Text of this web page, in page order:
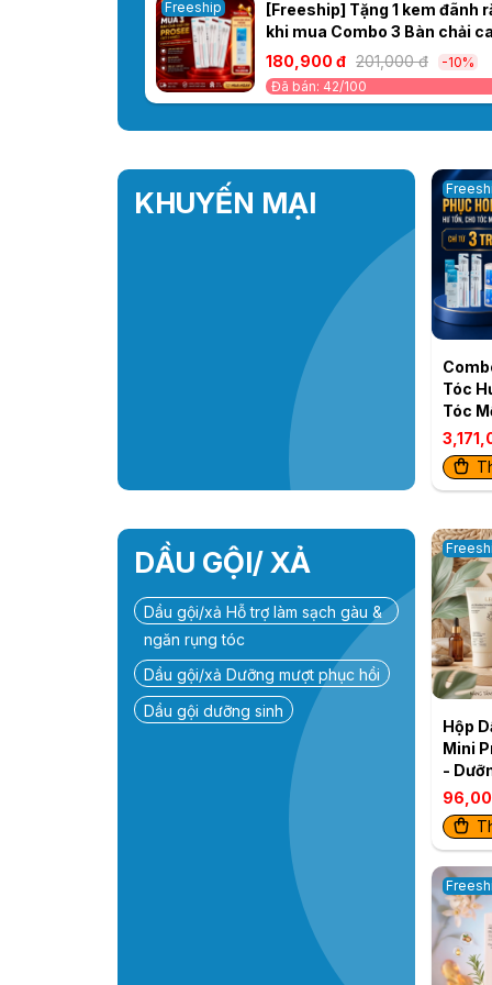
Freeship
[Freeship] Tặng 1 kem đãnh
khi mua Combo 3 Bàn chải
cấp Prosee BC01 (Vỉ 2 chiếc)
180,900 đ 201,000 đ
-10%
Đã bán: 42/100
KHUYẾN MẠI
Tóc
Tóc
Tặng
hộp
DẦU GỘI/ XẢ
Dầu gội/xả Hỗ trợ làm sạch gàu &
ngăn rụng tóc
Dầu gội/xả Dưỡng mượt phục hồi
Dầu gội dưỡng sinh
Hộp Dầu Gội/Xả
Mini
- Dưỡng Ẩm Phục
Hồi